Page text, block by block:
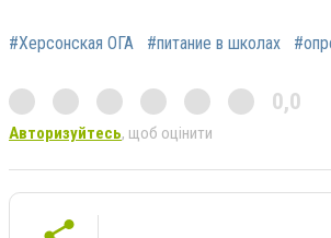
#Херсонская ОГА #питание в школах
0,0
Авторизуйтесь, щоб оцінити